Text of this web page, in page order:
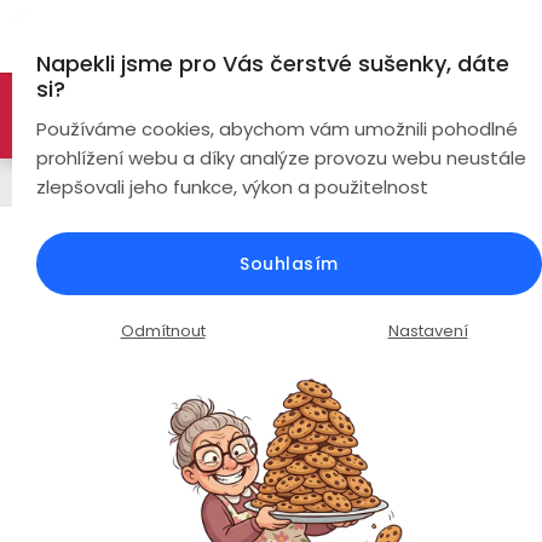
Napekli jsme pro Vás čerstvé sušenky, dáte
si?
Používáme cookies, abychom vám umožnili pohodlné
prohlížení webu a díky analýze provozu webu neustále
zlepšovali jeho funkce, výkon a použitelnost
Nastavení
Odmítnout
Souhlasím
obsah
🚀 Nové modely DRONŮ 🚀
-26%
PROZKOUMAT NABÍDKU
sluchátka
True
Chytré
Chytré
Chytré prsteny
Chytrý prsten MOVE X6 Ultra /
vesmírná černá
Průměrné
Neohodnoceno Podrobnosti hodnocení